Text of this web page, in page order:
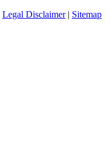
Legal Disclaimer | Sitemap